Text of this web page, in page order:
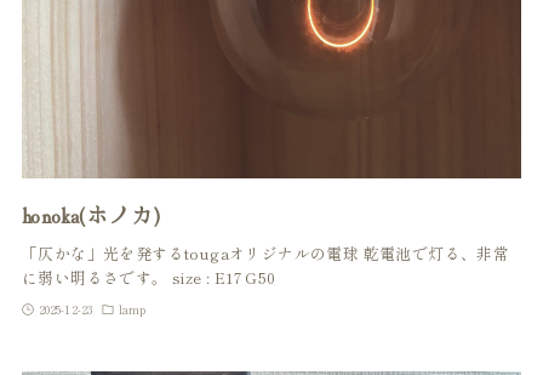
honoka(ホノカ)
「仄かな」光を発するtougaオリジナルの電球 乾電池で灯る、非常
に弱い明るさです。 size : E17 G50
2025-12-23 lamp